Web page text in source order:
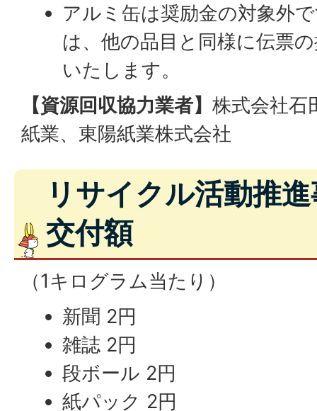
アルミ缶は奨励金の対象外
は、他の品目と同様に伝票
いたします。
【資源回収協力業者】 株式会社石
紙業、東陽紙業株式会社
リサイクル活動推
交付額
（1キログラム当たり）
新聞 2円
雑誌 2円
段ボール 2円
紙パック 2円